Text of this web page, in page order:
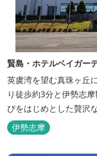
賢島・ホテルベイガー
英虞湾を望む真珠ヶ丘
り徒歩約3分と伊勢志
びをはじめとした贅沢
できます。
伊勢志摩